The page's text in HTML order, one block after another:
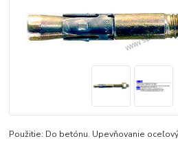
Použitie: Do betónu. Upevňovanie